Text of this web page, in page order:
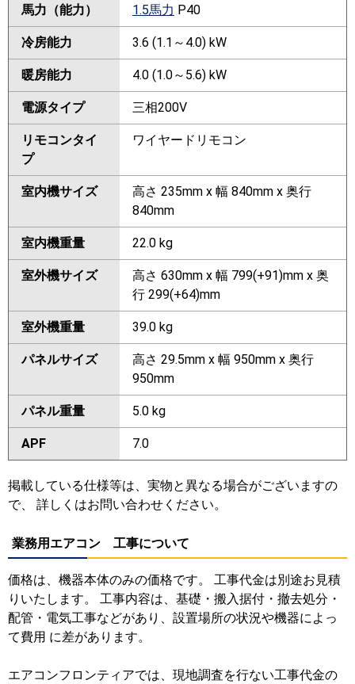
馬力（能力） 1.5馬力 P40
冷房能力 3.6 (1.1～4.0) kW
暖房能力 4.0 (1.0～5.6) kW
電源タイプ 三相200V
リモコンタイ
プ
ワイヤードリモコン
室内機サイズ
高さ 235mm x 幅 840mm x 奥行
840mm
室内機重量 22.0 kg
室外機サイズ
高さ 630mm x 幅 799(+91)mm x 奥
行 299(+64)mm
室外機重量 39.0 kg
パネルサイズ
高さ 29.5mm x 幅 950mm x 奥行
950mm
パネル重量 5.0 kg
APF 7.0
掲載している仕様等は、実物と異なる場合がございますの
で、 詳しくはお問い合わせください。
業務用エアコン 工事について
価格は、機器本体のみの価格です。 工事代金は別途お見積
りいたします。 工事内容は、基礎・搬入据付・撤去処分・
配管・電気工事などがあり、設置場所の状況や機器によっ
て費用 に差があります。
エアコンフロンティアでは、現地調査を行ない工事代金の